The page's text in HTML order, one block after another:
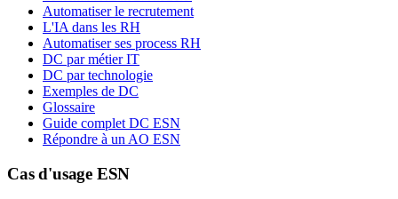
Automatiser le recrutement
L'IA dans les RH
Automatiser ses process RH
DC par métier IT
DC par technologie
Exemples de DC
Glossaire
Guide complet DC ESN
Répondre à un AO ESN
Cas d'usage ESN